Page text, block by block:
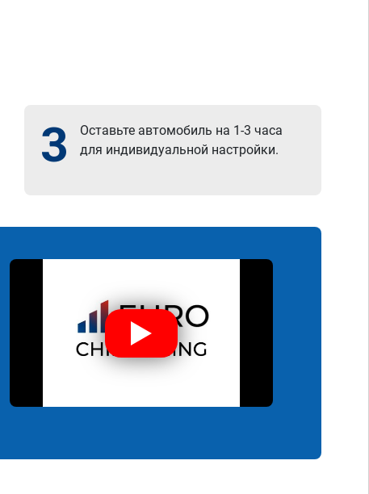
3
Оставьте автомобиль на 1-3 часа
для индивидуальной настройки.